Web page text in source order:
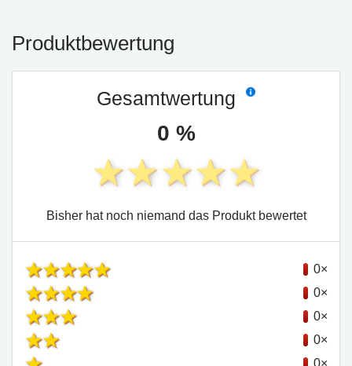
Produktbewertung
Gesamtwertung
0 %
Bisher hat noch niemand das Produkt bewertet
0×
0×
0×
0×
0×